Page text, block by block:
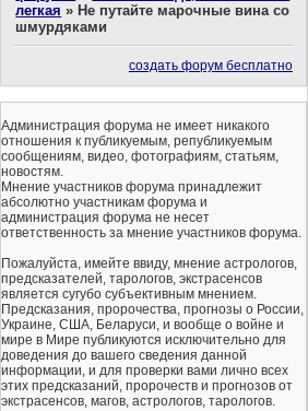
легкая » Не путайте марочные вина со
шмурдяками
создать форум бесплатно
Администрация форума не имеет никакого
отношения к публикуемым, републикуемым
сообщениям, видео, фотографиям, статьям,
новостям.
Мнение участников форума принадлежит
абсолютно участникам форума и
администрация форума не несет
ответственность за мнение участников форума.
Пожалуйста, имейте ввиду, мнение астрологов,
предсказателей, тарологов, экстрасенсов
является сугубо субъективным мнением.
Предсказания, пророчества, прогнозы о России,
Украине, США, Беларуси, и вообще о войне и
мире в Мире публикуются исключительно для
доведения до вашего сведения данной
информации, и для проверки вами лично всех
этих предсказаний, пророчеств и прогнозов от
экстрасенсов, магов, астрологов, тарологов.